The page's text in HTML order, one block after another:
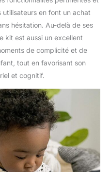
utilisateurs en font un achat
hésitation. Au-delà de ses
kit est aussi un excellent
de complicité et de
tout en favorisant son
et cognitif.